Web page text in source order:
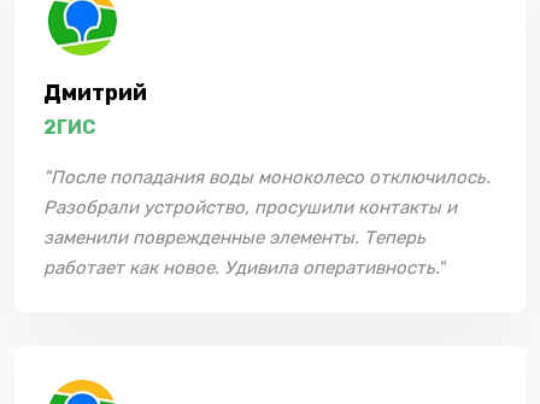
Дмитрий
2ГИС
"После попадания воды моноколесо отключилось.
Разобрали устройство, просушили контакты и
заменили поврежденные элементы. Теперь
работает как новое. Удивила оперативность."